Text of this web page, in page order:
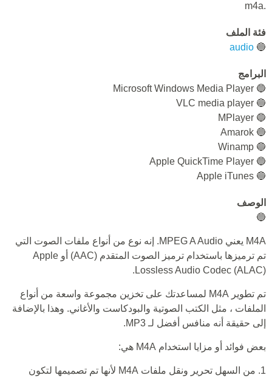
.m4a
فئة الملف
🔵
audio
البرامج
🔵 Microsoft Windows Media Player
🔵 VLC media player
🔵 MPlayer
🔵 Amarok
🔵 Winamp
🔵 Apple QuickTime Player
🔵 Apple iTunes
الوصف
🔵
M4A يعني MPEG A Audio. إنه نوع من أنواع ملفات الصوت التي
تم ترميزها باستخدام ترميز الصوت المتقدم (AAC) أو Apple
Lossless Audio Codec (ALAC).
تم تطوير M4A لمساعدتك على تخزين مجموعة واسعة من أنواع
الملفات ، مثل الكتب الصوتية والبودكاست والأغاني. وهذا بالإضافة
إلى حقيقة أنه منافس أفضل لـ MP3.
بعض فوائد أو مزايا استخدام M4A هي:
1. من السهل تحرير ونقل ملفات M4A لأنها تم تصميمها لتكون